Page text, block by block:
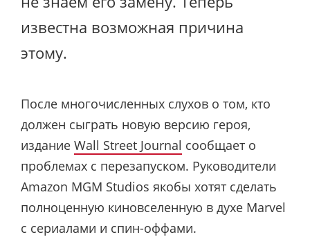
известна возможная причина
этому.
После многочисленных слухов о том, кто
должен сыграть новую версию героя,
издание Wall Street Journal сообщает о
проблемах с перезапуском. Руководители
Amazon MGM Studios якобы хотят сделать
полноценную киновселенную в духе Marvel
с сериалами и спин-оффами.